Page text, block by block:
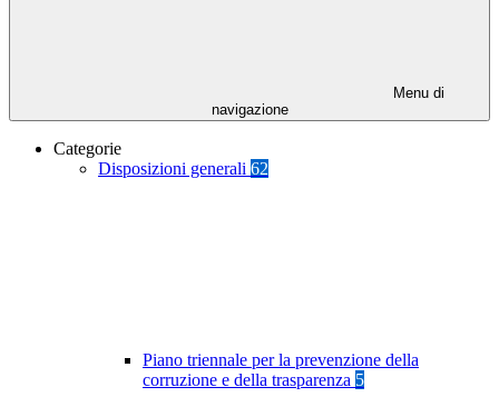
Menu di
navigazione
Categorie
Disposizioni generali 62
Piano triennale per la prevenzione della
corruzione e della trasparenza 5